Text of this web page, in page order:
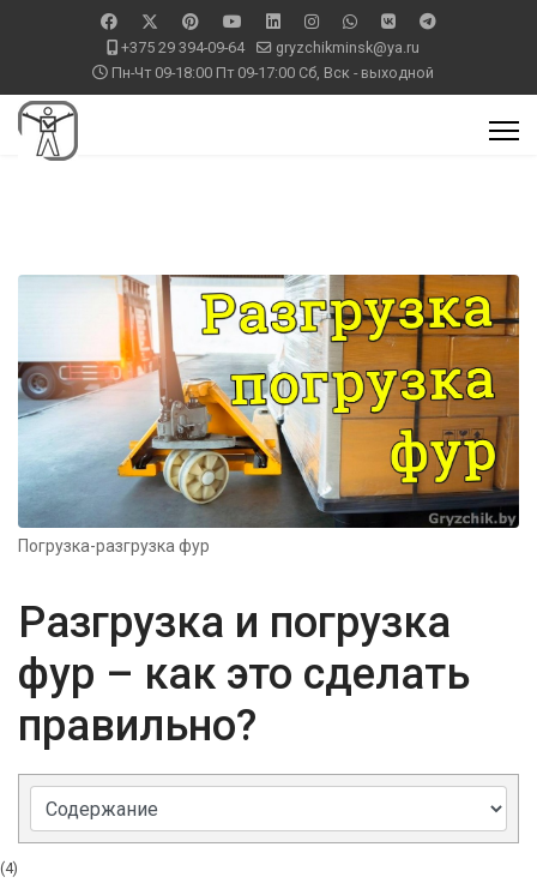
+375 29 394-09-64
gryzchikminsk@ya.ru
Пн-Чт 09-18:00 Пт 09-17:00 Сб, Вск - выходной
Погрузка-разгрузка фур
Разгрузка и погрузка
фур – как это сделать
правильно?
(4)